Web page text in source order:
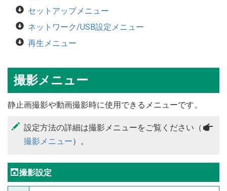
セットアップメニュー
ネットワーク/USB設定メニュー
再生メニュー
撮影メニュー
静止画撮影や動画撮影時に使用できるメニューです。
設定方法の詳細は撮影メニューをご覧ください（ a
撮影メニュー）。
A撮影設定